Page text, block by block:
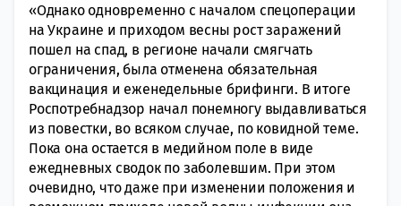
«Однако одновременно с началом спецоперации
на Украине и приходом весны рост заражений
пошел на спад, в регионе начали смягчать
ограничения, была отменена обязательная
вакцинация и еженедельные брифинги. В итоге
Роспотребнадзор начал понемногу выдавливаться
из повестки, во всяком случае, по ковидной теме.
Пока она остается в медийном поле в виде
ежедневных сводок по заболевшим. При этом
очевидно, что даже при изменении положения и